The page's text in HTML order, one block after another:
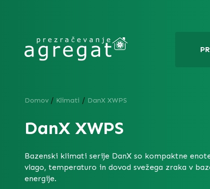
Domov / Klimati / DanX XWPS
DanX XWPS
Bazenski klimati serije DanX so kompaktne
vlago, temperaturo in dovod svežega zraka v
energije.